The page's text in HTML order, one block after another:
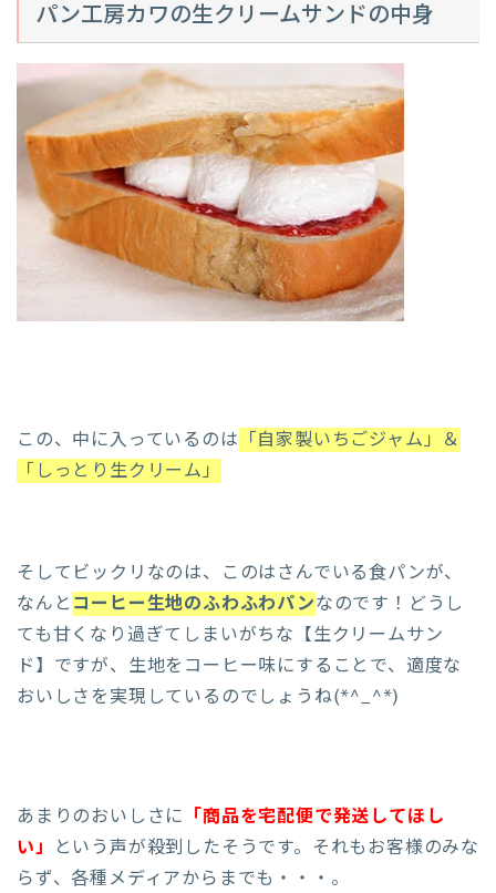
パン工房カワの生クリームサンドの中身
この、中に入っているのは 「自家製いちごジャム」＆
「しっとり生クリーム」
そしてビックリなのは、このはさんでいる食パンが、
なんと コーヒー生地のふわふわパンなのです！どうし
ても甘くなり過ぎてしまいがちな【生クリームサン
ド】ですが、生地をコーヒー味にすることで、適度な
おいしさを実現しているのでしょうね(*^_^*)
あまりのおいしさに 「商品を宅配便で発送してほし
い」
という声が殺到したそうです。それもお客様のみな
らず、各種メディアからまでも・・・。